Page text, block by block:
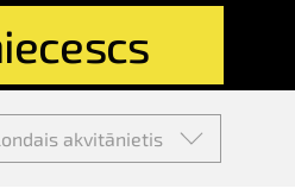
akvitānietis